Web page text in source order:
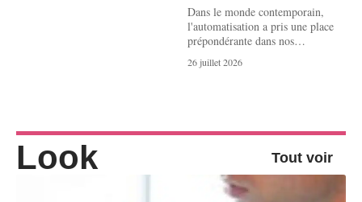
Dans le monde contemporain,
l'automatisation a pris une place
prépondérante dans nos…
26 juillet 2026
Look Tout voir